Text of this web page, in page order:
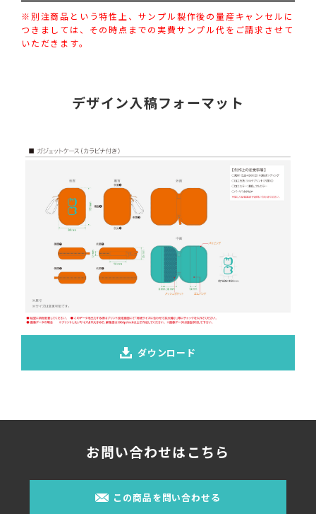
※別注商品という特性上、サンプル製作後の量産キャンセルに
つきましては、その時点までの実費サンプル代をご請求させて
いただきます。
デザイン入稿フォーマット
ダウンロード
お問い合わせはこちら
この商品を問い合わせる